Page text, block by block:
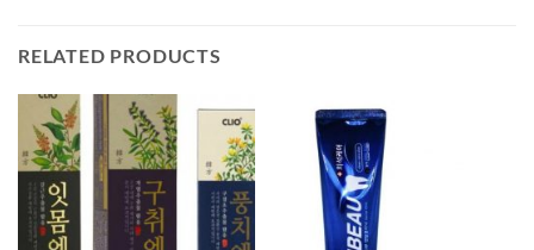
RELATED PRODUCTS